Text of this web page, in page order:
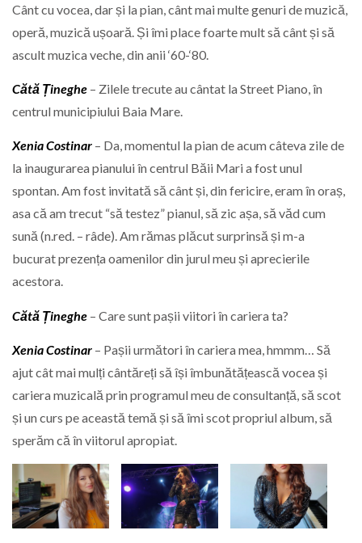
Cânt cu vocea, dar și la pian, cânt mai multe genuri de muzică,
operă, muzică ușoară. Și îmi place foarte mult să cânt și să
ascult muzica veche, din anii ‘60-‘80.
Cătă Țineghe – Zilele trecute au cântat la Street Piano, în
centrul municipiului Baia Mare.
Xenia Costinar – Da, momentul la pian de acum câteva zile de
la inaugurarea pianului în centrul Băii Mari a fost unul
spontan. Am fost invitată să cânt și, din fericire, eram în oraș,
asa că am trecut “să testez” pianul, să zic așa, să văd cum
sună (n.red. – râde). Am rămas plăcut surprinsă și m-a
bucurat prezența oamenilor din jurul meu și aprecierile
acestora.
Cătă Țineghe – Care sunt pașii viitori în cariera ta?
Xenia Costinar – Pașii următori în cariera mea, hmmm… Să
ajut cât mai mulți cântăreți să își îmbunătățească vocea și
cariera muzicală prin programul meu de consultanță, să scot
și un curs pe această temă și să îmi scot propriul album, să
sperăm că în viitorul apropiat.